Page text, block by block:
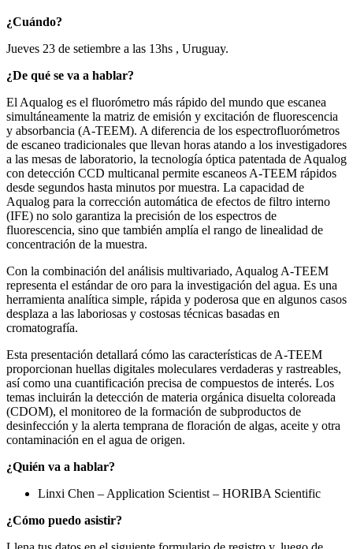
¿Cuándo?
Jueves 23 de setiembre a las 13hs , Uruguay.
¿De qué se va a hablar?
El Aqualog es el fluorómetro más rápido del mundo que escanea
simultáneamente la matriz de emisión y excitación de fluorescencia
y absorbancia (A-TEEM). A diferencia de los espectrofluorómetros
de escaneo tradicionales que llevan horas atando a los investigadores
a las mesas de laboratorio, la tecnología óptica patentada de Aqualog
con detección CCD multicanal permite escaneos A-TEEM rápidos
desde segundos hasta minutos por muestra. La capacidad de
Aqualog para la corrección automática de efectos de filtro interno
(IFE) no solo garantiza la precisión de los espectros de
fluorescencia, sino que también amplía el rango de linealidad de
concentración de la muestra.
Con la combinación del análisis multivariado, Aqualog A-TEEM
representa el estándar de oro para la investigación del agua. Es una
herramienta analítica simple, rápida y poderosa que en algunos casos
desplaza a las laboriosas y costosas técnicas basadas en
cromatografía.
Esta presentación detallará cómo las características de A-TEEM
proporcionan huellas digitales moleculares verdaderas y rastreables,
así como una cuantificación precisa de compuestos de interés. Los
temas incluirán la detección de materia orgánica disuelta coloreada
(CDOM), el monitoreo de la formación de subproductos de
desinfección y la alerta temprana de floración de algas, aceite y otra
contaminación en el agua de origen.
¿Quién va a hablar?
Linxi Chen – Application Scientist – HORIBA Scientific
¿Cómo puedo asistir?